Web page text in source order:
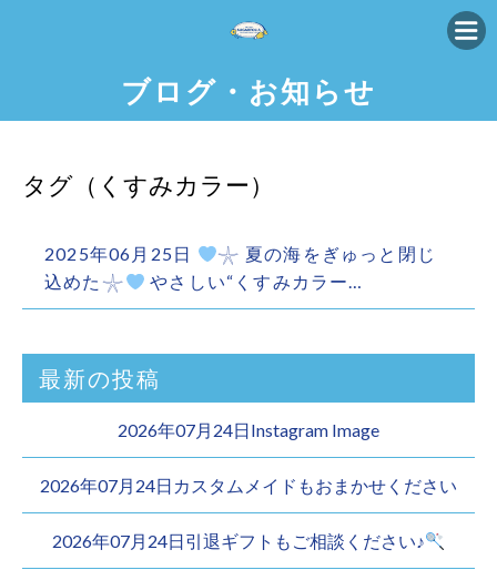
ブログ・お知らせ
タグ（くすみカラー）
2025年06月25日
𓇼 夏の海をぎゅっと閉じ
込めた𓇼
やさしい“くすみカラー…
最新の投稿
2026年07月24日Instagram Image
2026年07月24日カスタムメイドもおまかせください︎
2026年07月24日引退ギフトもご相談ください♪